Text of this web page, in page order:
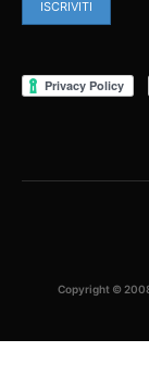
Copyright ©